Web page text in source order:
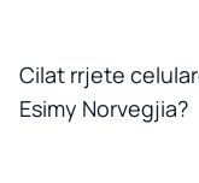
Cilat rrjete
Esimy Norvegjia?